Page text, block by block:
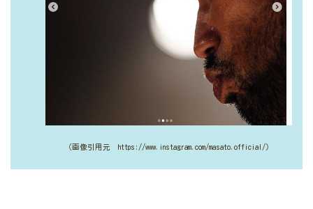
（画像引用元 https://www.instagram.com/masato.official/）